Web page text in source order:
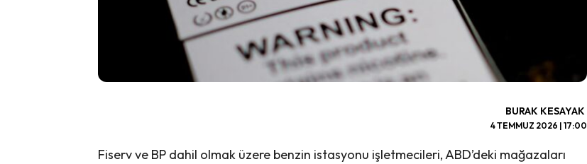
BURAK KESAYAK
4 TEMMUZ 2026 | 17:00
Fiserv ve BP dahil olmak üzere benzin istasyonu işletmecileri, ABD’deki mağazaları